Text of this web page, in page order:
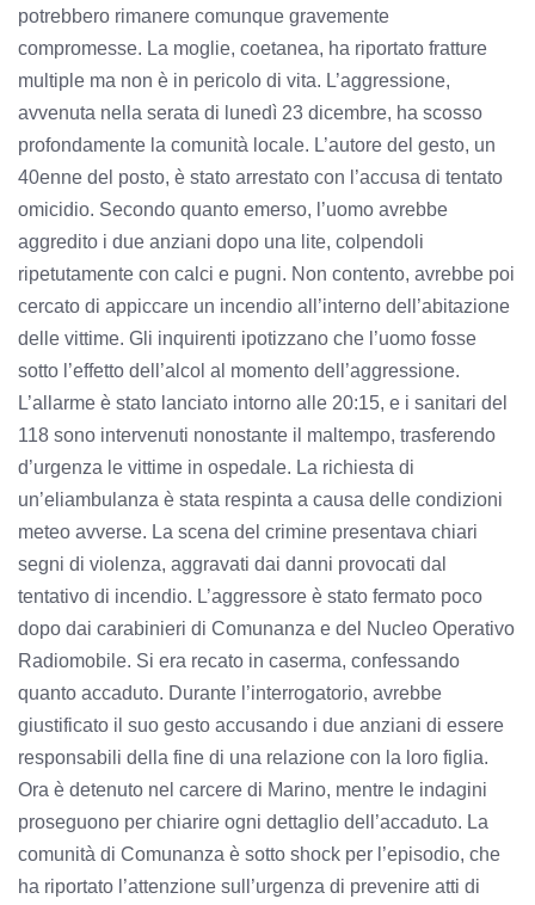
potrebbero rimanere comunque gravemente
compromesse. La moglie, coetanea, ha riportato fratture
multiple ma non è in pericolo di vita. L’aggressione,
avvenuta nella serata di lunedì 23 dicembre, ha scosso
profondamente la comunità locale. L’autore del gesto, un
40enne del posto, è stato arrestato con l’accusa di tentato
omicidio. Secondo quanto emerso, l’uomo avrebbe
aggredito i due anziani dopo una lite, colpendoli
ripetutamente con calci e pugni. Non contento, avrebbe poi
cercato di appiccare un incendio all’interno dell’abitazione
delle vittime. Gli inquirenti ipotizzano che l’uomo fosse
sotto l’effetto dell’alcol al momento dell’aggressione.
L’allarme è stato lanciato intorno alle 20:15, e i sanitari del
118 sono intervenuti nonostante il maltempo, trasferendo
d’urgenza le vittime in ospedale. La richiesta di
un’eliambulanza è stata respinta a causa delle condizioni
meteo avverse. La scena del crimine presentava chiari
segni di violenza, aggravati dai danni provocati dal
tentativo di incendio. L’aggressore è stato fermato poco
dopo dai carabinieri di Comunanza e del Nucleo Operativo
Radiomobile. Si era recato in caserma, confessando
quanto accaduto. Durante l’interrogatorio, avrebbe
giustificato il suo gesto accusando i due anziani di essere
responsabili della fine di una relazione con la loro figlia.
Ora è detenuto nel carcere di Marino, mentre le indagini
proseguono per chiarire ogni dettaglio dell’accaduto. La
comunità di Comunanza è sotto shock per l’episodio, che
ha riportato l’attenzione sull’urgenza di prevenire atti di